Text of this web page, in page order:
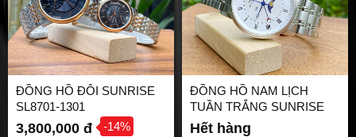
ĐỒNG HỒ ĐÔI SUNRISE
SL8701-1301
3,800,000 đ -14%
ĐỒNG HỒ NAM LỊCH
TUẦN TRẮNG SUNRISE
SG8762.1102
Hết hàng